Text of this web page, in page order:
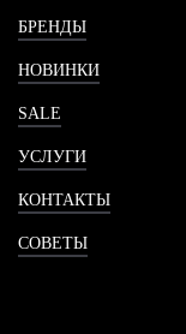
БРЕНДЫ
НОВИНКИ
SALE
УСЛУГИ
КОНТАКТЫ
СОВЕТЫ